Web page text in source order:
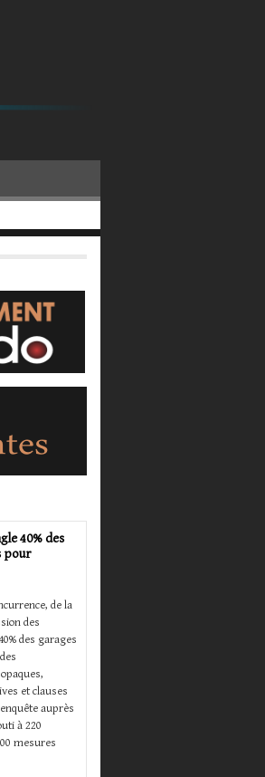
40% des
pour
de la
des
des garages
et clauses
auprès
à 220
mesures